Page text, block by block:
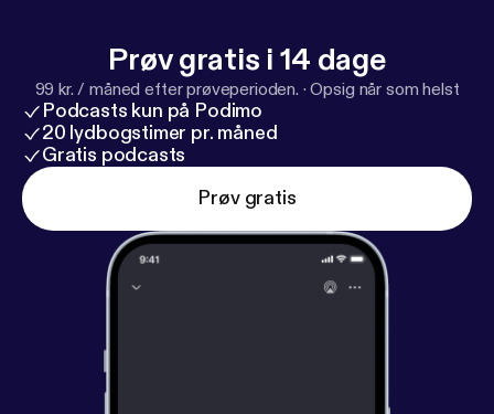
Prøv gratis i 14 dage
99 kr. / måned efter prøveperioden. ·Opsig når som helst
Podcasts kun på Podimo
20 lydbogstimer pr. måned
Gratis podcasts
Prøv gratis